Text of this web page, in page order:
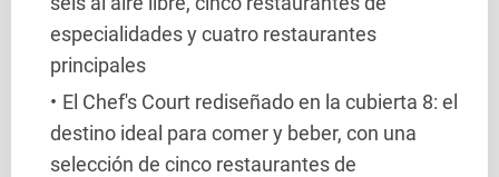
especialidades y cuatro restaurantes
principales
El Chef's Court rediseñado en la cubierta 8: el
destino ideal para comer y beber, con una
selección de cinco restaurantes de